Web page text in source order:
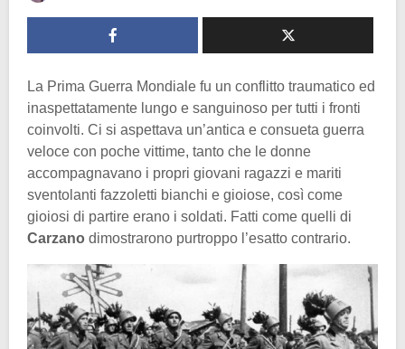
La Prima Guerra Mondiale fu un conflitto traumatico ed
inaspettatamente lungo e sanguinoso per tutti i fronti
coinvolti. Ci si aspettava un’antica e consueta guerra
veloce con poche vittime, tanto che le donne
accompagnavano i propri giovani ragazzi e mariti
sventolanti fazzoletti bianchi e gioiose, così come
gioiosi di partire erano i soldati. Fatti come quelli di
Carzano dimostrarono purtroppo l’esatto contrario.